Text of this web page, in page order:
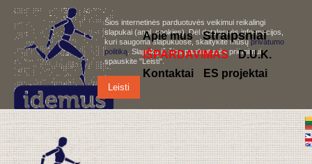
Šios internetinės parduotuvės veikimui reikalingi
slapukai (angl. cookies). Dėl detalesnės informacijos,
kuri saugoma slapukuose, skaitykite mūsųprivatumo
politiką . Slapukų iš šios parduotuvės priėmimui,
spauskite "Leisti".
Leisti
Apie mus Straipsniai
IŠPARDAVIMAS
D.U.K.
Kontaktai
ES projektai